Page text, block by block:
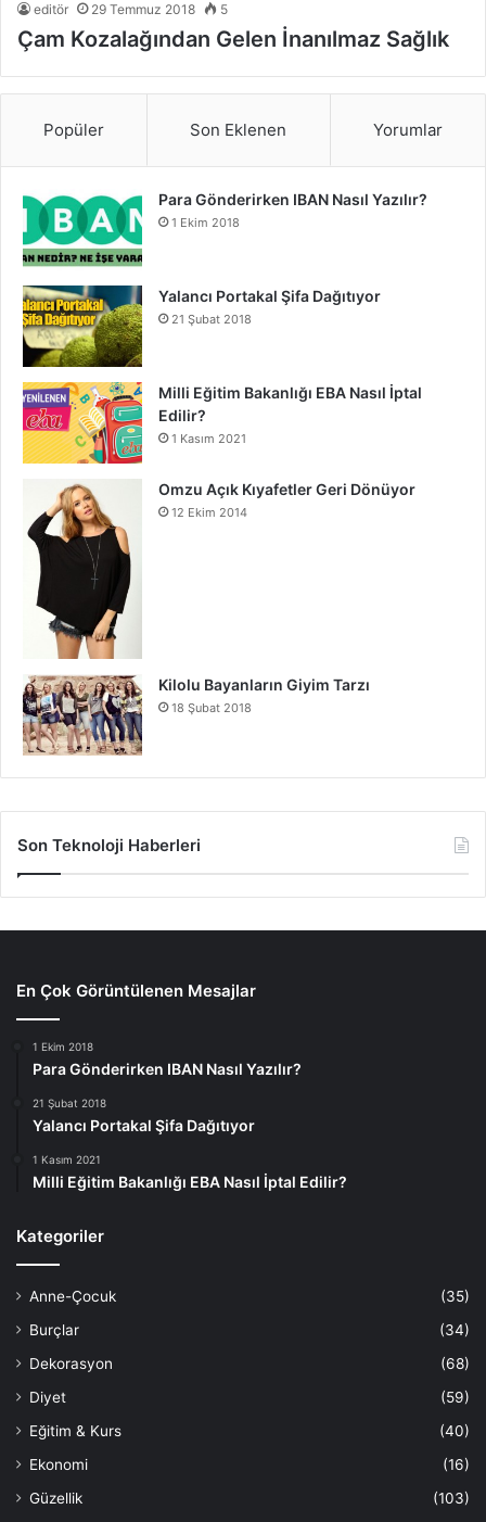
editör 29 Temmuz 2018 5
Çam Kozalağından Gelen İnanılmaz Sağlık
Popüler Son Eklenen Yorumlar
Para Gönderirken IBAN Nasıl Yazılır?
1 Ekim 2018
Yalancı Portakal Şifa Dağıtıyor
21 Şubat 2018
Milli Eğitim Bakanlığı EBA Nasıl İptal
Edilir?
1 Kasım 2021
Omzu Açık Kıyafetler Geri Dönüyor
12 Ekim 2014
Kilolu Bayanların Giyim Tarzı
18 Şubat 2018
Son Teknoloji Haberleri
En Çok Görüntülenen Mesajlar
1 Ekim 2018
Para Gönderirken IBAN Nasıl Yazılır?
21 Şubat 2018
Yalancı Portakal Şifa Dağıtıyor
1 Kasım 2021
Milli Eğitim Bakanlığı EBA Nasıl İptal Edilir?
Kategoriler
Anne-Çocuk
(35)
Burçlar
(34)
Dekorasyon
(68)
Diyet
(59)
Eğitim & Kurs
(40)
Ekonomi
(16)
Güzellik
(103)